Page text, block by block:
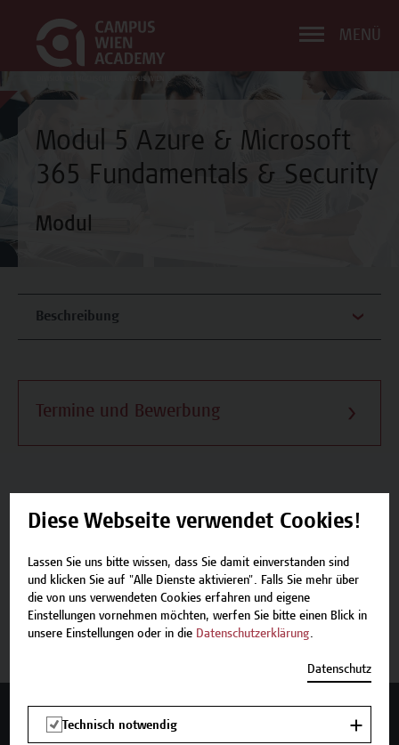
MENÜ
Modul 5 Azure & Microsoft
365 Fundamentals & Security
Modul
Beschreibung
Termine und Bewerbung
Beschreibung
Termine und Bewerbung
Zurück zum Zertifikatsprogramm
Mehr Infos gewünscht?
Diese Webseite verwendet Cookies!
Lassen Sie uns bitte wissen, dass Sie damit einverstanden sind
und klicken Sie auf "Alle Dienste aktivieren". Falls Sie mehr über
die von uns verwendeten Cookies erfahren und eigene
Einstellungen vornehmen möchten, werfen Sie bitte einen Blick in
unsere Einstellungen oder in die Datenschutzerklärung.
Datenschutz
Technisch notwendig